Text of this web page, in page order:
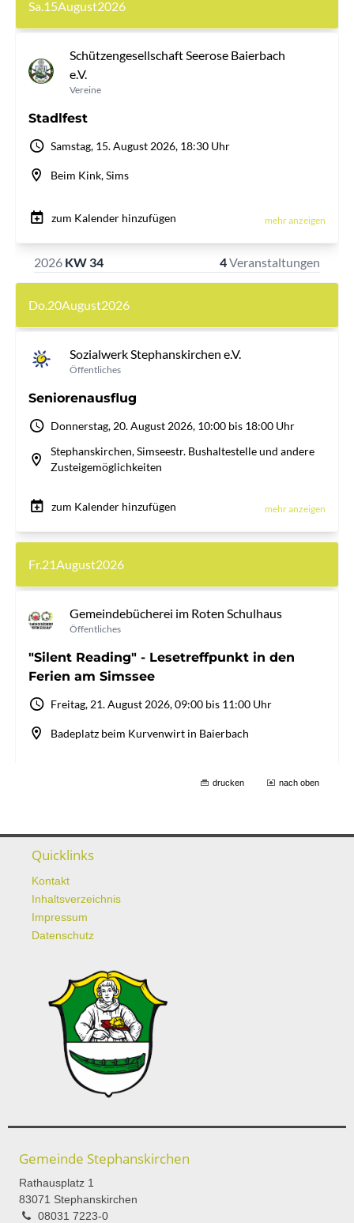
drucken nach oben
Quicklinks
Kontakt
Inhaltsverzeichnis
Impressum
Datenschutz
Gemeinde Stephanskirchen
Rathausplatz 1
83071 Stephanskirchen
08031 7223-0